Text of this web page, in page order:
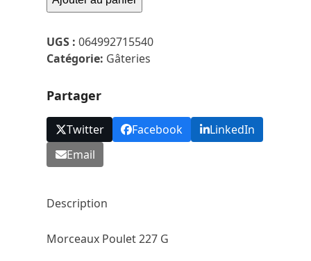
Acana
Morceaux
Lyophilisés
-
8
Oz
UGS :064992715540
Catégorie: Gâteries
Partager
Twitter Facebook
LinkedIn
Email
Description
Morceaux Poulet 227 G